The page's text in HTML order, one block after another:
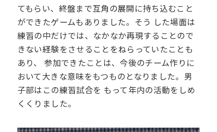
てもらい、終盤まで互角の展開に持ち込むこと
ができたゲームもありました。そう した場面は
練習の中だけでは、なかなか再現することので
きない経験をさせることをねらっていたことも
あり、
参加できたことは、今後のチーム作りに
おいて大きな意味をもつものとなりました。男
子部はこの練習試合を もって年内の活動をしめ
くくりました。